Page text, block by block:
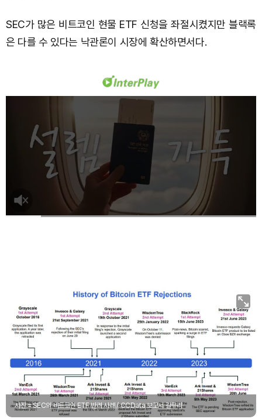
SEC가 많은 비트코인 현물 ETF 신청을 좌절시켰지만 블랙록
은 다를 수 있다는 낙관론이 시장에 확산하면서다.
사진 = SEC의 비트코인 ETF 반려 사례 / CCData 보고서 갈무리